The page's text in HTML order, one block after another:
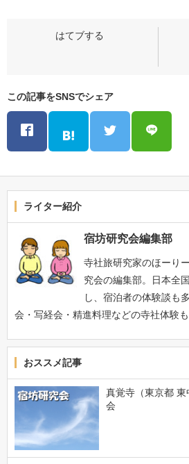
この記事をSNSでシェア
ライター紹介
宿坊研究会編集部
寺社旅研究家のほーり
究会の編集部。日本全
し、宿泊者の体験談
会・写経会・精進料理などの寺社体験
おススメ記事
真覚寺（東京都
会